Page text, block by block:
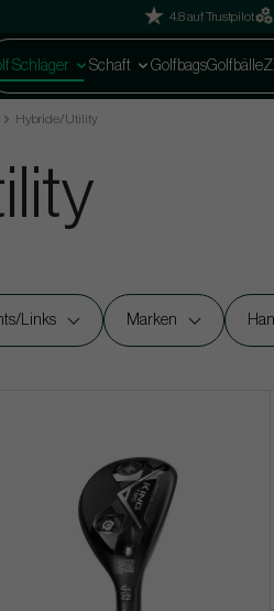
4.8 auf Trustpilot
Schläger Schaft GolfbagsGolfbälle
Hybride/Utility
Links Marken